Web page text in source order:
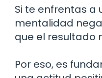
Si te enfrentas a
mentalidad
que el resultado
Por eso, es